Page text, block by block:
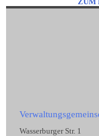
ZUM
Wasserburger Str. 1